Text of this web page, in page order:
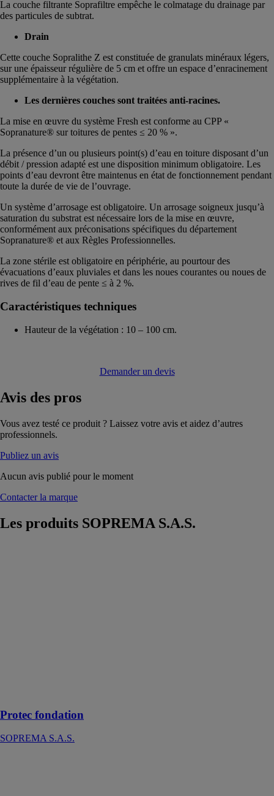
La couche filtrante Soprafiltre empêche le colmatage du drainage par
des particules de subtrat.
Drain
Cette couche Sopralithe Z est constituée de granulats minéraux légers,
sur une épaisseur régulière de 5 cm et offre un espace d’enracinement
supplémentaire à la végétation.
Les dernières couches sont traitées anti-racines.
La mise en œuvre du système Fresh est conforme au CPP «
Sopranature® sur toitures de pentes ≤ 20 % ».
La présence d’un ou plusieurs point(s) d’eau en toiture disposant d’un
débit / pression adapté est une disposition minimum obligatoire. Les
points d’eau devront être maintenus en état de fonctionnement pendant
toute la durée de vie de l’ouvrage.
Un système d’arrosage est obligatoire. Un arrosage soigneux jusqu’à
saturation du substrat est nécessaire lors de la mise en œuvre,
conformément aux préconisations spécifiques du département
Sopranature® et aux Règles Professionnelles.
La zone stérile est obligatoire en périphérie, au pourtour des
évacuations d’eaux pluviales et dans les noues courantes ou noues de
rives de fil d’eau de pente ≤ à 2 %.
Caractéristiques techniques
Hauteur de la végétation : 10 – 100 cm.
Demander un devis
Avis des pros
Vous avez testé ce produit ? Laissez votre avis et aidez d’autres
professionnels.
Publiez un avis
Aucun avis publié pour le moment
Contacter la marque
Les produits SOPREMA S.A.S.
Protec fondation
SOPREMA S.A.S.